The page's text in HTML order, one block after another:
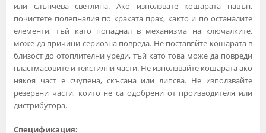
или слънчева светлина. Ако използвате кошарата навън,
почистете полепналия по краката прах, както и по останалите
елементи, тъй като попаднал в механизма на ключалките,
може да причини сериозна повреда. Не поставяйте кошарата в
близост до отоплителни уреди, тъй като това може да повреди
пластмасовите и текстилни части. Не използвайте кошарата ако
някоя част е счупена, скъсана или липсва. Не използвайте
резервни части, които не са одобрени от производителя или
дистрибутора.
Спецификация: